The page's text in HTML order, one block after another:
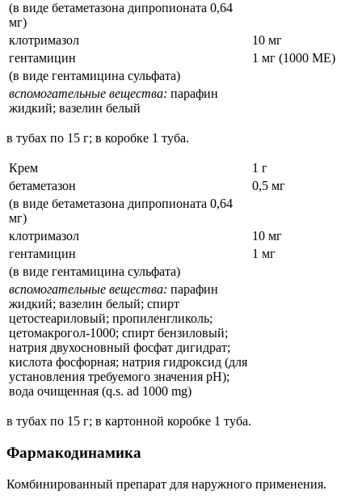
(в виде бетаметазона дипропионата 0,64
мг)
клотримазол
10 мг
гентамицин
1 мг (1000 МЕ)
(в виде гентамицина сульфата)
вспомогательные вещества: парафин
жидкий; вазелин белый
в тубах по 15 г; в коробке 1 туба.
Крем
1 г
бетаметазон
0,5 мг
(в виде бетаметазона дипропионата 0,64
мг)
клотримазол
10 мг
гентамицин
1 мг
(в виде гентамицина сульфата)
вспомогательные вещества: парафин
жидкий; вазелин белый; спирт
цетостеариловый; пропиленгликоль;
цетомакрогол-1000; спирт бензиловый;
натрия двухосновный фосфат дигидрат;
кислота фосфорная; натрия гидроксид (для
установления требуемого значения pH);
вода очищенная (q.s. ad 1000 mg)
в тубах по 15 г; в картонной коробке 1 туба.
Фармакодинамика
Комбинированный препарат для наружного применения.